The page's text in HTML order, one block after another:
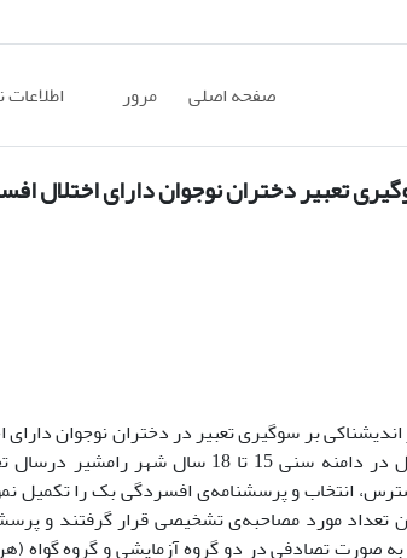
صفحه اصلی مرور
تعبیر دختران نوجوان دارای اختلال
بر سوگیری تعبیر در دختران نوجوان
25) را کسب نمودند. سپس، این تعداد مورد مصاحبه‌ی تشخیصی قرار